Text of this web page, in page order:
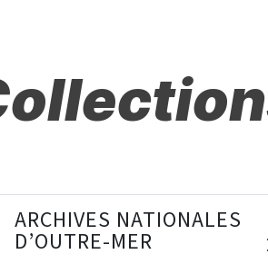
ARCHIVES NATIONALES
D’OUTRE-MER